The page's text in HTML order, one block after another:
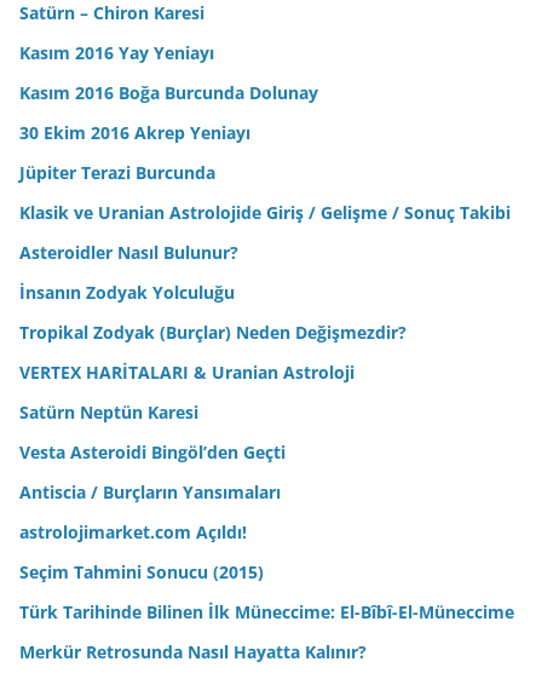
Satürn – Chiron Karesi
Kasım 2016 Yay Yeniayı
Kasım 2016 Boğa Burcunda Dolunay
30 Ekim 2016 Akrep Yeniayı
Jüpiter Terazi Burcunda
Klasik ve Uranian Astrolojide Giriş / Gelişme / Sonuç Takibi
Asteroidler Nasıl Bulunur?
İnsanın Zodyak Yolculuğu
Tropikal Zodyak (Burçlar) Neden Değişmezdir?
VERTEX HARİTALARI & Uranian Astroloji
Satürn Neptün Karesi
Vesta Asteroidi Bingöl’den Geçti
Antiscia / Burçların Yansımaları
astrolojimarket.com Açıldı!
Seçim Tahmini Sonucu (2015)
Türk Tarihinde Bilinen İlk Müneccime: El-Bîbî-El-Müneccime
Merkür Retrosunda Nasıl Hayatta Kalınır?